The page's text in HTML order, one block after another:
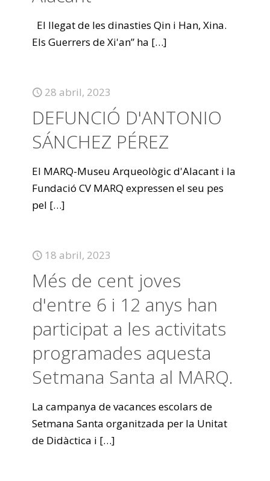
El llegat de les dinasties Qin i Han, Xina.
Els Guerrers de Xi'an” ha […]
28 abril, 2023
DEFUNCIÓ D'ANTONIO
SÁNCHEZ PÉREZ
El MARQ-Museu Arqueològic d'Alacant i la
Fundació CV MARQ expressen el seu pes
pel […]
18 abril, 2023
Més de cent joves
d'entre 6 i 12 anys han
participat a les activitats
programades aquesta
Setmana Santa al MARQ.
La campanya de vacances escolars de
Setmana Santa organitzada per la Unitat
de Didàctica i […]